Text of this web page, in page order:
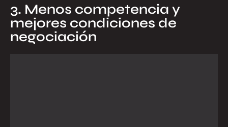
3. Menos competencia y
mejores condiciones de
negociación